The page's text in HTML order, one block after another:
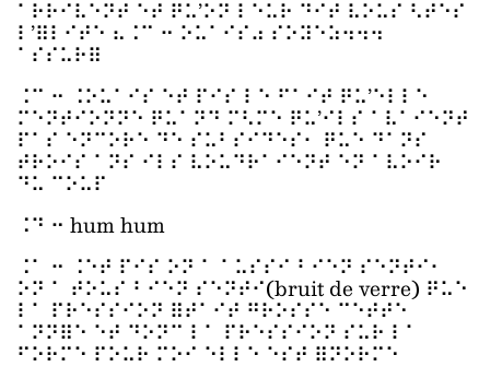
⠁⠗⠗⠊⠧⠑⠝⠞ ⠑⠞ ⠟⠥’⠕⠝ ⠇⠑⠥⠗ ⠙⠊⠞ ⠧⠕⠥⠎ ⠣⠞⠑⠎
⠇’⠿⠇⠊⠞⠑ ⠦⠨⠉ ⠒ ⠕⠥⠁⠊⠎⠴ ⠎⠕⠽⠑⠵⠲⠲⠲
⠁⠎⠎⠥⠗⠿
⠨⠉ ⠒ ⠨⠕⠥⠁⠊⠎ ⠑⠞ ⠏⠊⠎ ⠇⠑ ⠋⠁⠊⠞ ⠟⠥’⠑⠇⠇⠑
⠍⠑⠝⠞⠊⠕⠝⠝⠑ ⠟⠥⠁⠝⠙ ⠍⠣⠍⠑ ⠟⠥’⠊⠇⠎ ⠁⠧⠁⠊⠑⠝⠞
⠏⠁⠎ ⠑⠝⠉⠕⠗⠑ ⠙⠑ ⠎⠥⠃⠎⠊⠙⠑⠎⠂ ⠟⠥⠑ ⠙⠁⠝⠎
⠞⠗⠕⠊⠎ ⠁⠝⠎ ⠊⠇⠎ ⠧⠕⠥⠙⠗⠁⠊⠑⠝⠞ ⠑⠝ ⠁⠧⠕⠊⠗
⠙⠥ ⠉⠕⠥⠏
⠨⠙ ⠒ hum hum
⠨⠁ ⠒ ⠨⠑⠞ ⠏⠊⠎ ⠕⠝ ⠁ ⠁⠥⠎⠎⠊ ⠃⠊⠑⠝ ⠎⠑⠝⠞⠊⠂
⠕⠝ ⠁ ⠞⠕⠥⠎ ⠃⠊⠑⠝ ⠎⠑⠝⠞⠊(bruit de verre) ⠟⠥⠑
⠇⠁ ⠏⠗⠑⠎⠎⠊⠕⠝ ⠿⠞⠁⠊⠞ ⠛⠗⠕⠎⠎⠑ ⠉⠑⠞⠞⠑
⠁⠝⠝⠿⠑ ⠑⠞ ⠙⠕⠝⠉ ⠇⠁ ⠏⠗⠑⠎⠎⠊⠕⠝ ⠎⠥⠗ ⠇⠁
⠋⠕⠗⠍⠑ ⠏⠕⠥⠗ ⠍⠕⠊ ⠑⠇⠇⠑ ⠑⠎⠞ ⠿⠝⠕⠗⠍⠑